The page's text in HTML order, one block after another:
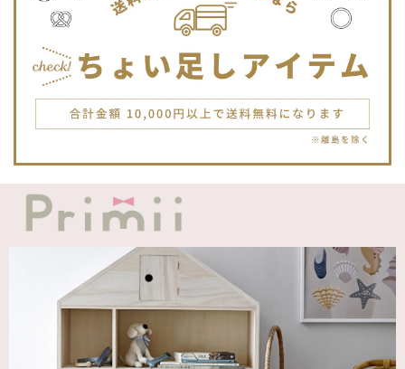
2025/12/16
JELLYCATは特に個体差が激しいブランドなので、どんな子
が来るかいつも少し不安ですが、可愛い子が届いて良かった
です。Primiiさんでお迎えした子はみんな可愛い子なので嬉
しいです。
greige
2025/12/12
blanco ブランコ | ダブルボアブランケット ベビー double boa blanket ホワイト 無地
2025/12/09
発送も届くのも早かったです！バースデーバルーンも入って